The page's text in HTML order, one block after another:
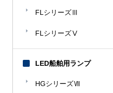
FLシリーズⅢ
FLシリーズⅤ
LED船舶用ランプ
HGシリーズⅦ